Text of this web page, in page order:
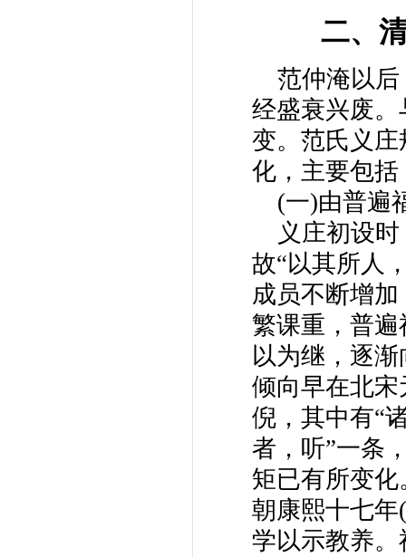
二、
范仲淹以
经盛衰兴废
变。范氏义
化，主要包括
(一)由普遍
义庄初设
故“以其所人
成员不断增
繁课重，普
以为继，逐
倾向早在北宋
倪，其中有“
者，听”一条
矩已有所变
朝康熙十七年
学以示教养